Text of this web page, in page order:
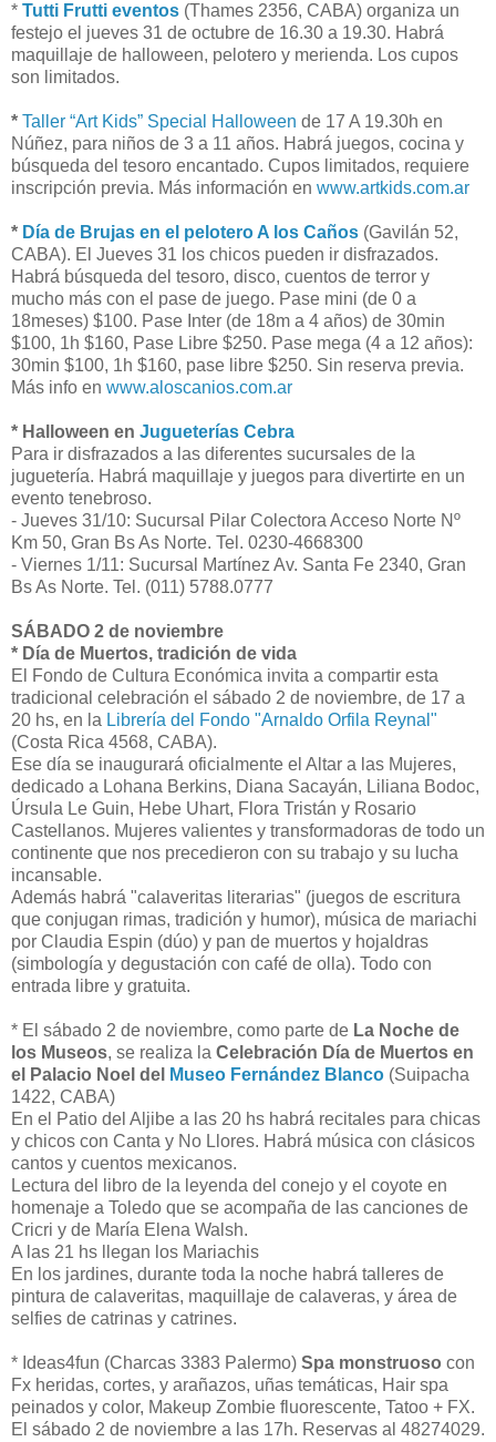
* Tutti Frutti eventos (Thames 2356, CABA) organiza un
festejo el jueves 31 de octubre de 16.30 a 19.30. Habrá
maquillaje de halloween, pelotero y merienda. Los cupos
son limitados.
* Taller “Art Kids” Special Halloween de 17 A 19.30h en
Núñez, para niños de 3 a 11 años. Habrá juegos, cocina y
búsqueda del tesoro encantado. Cupos limitados, requiere
inscripción previa. Más información en www.artkids.com.ar
* Día de Brujas en el pelotero A los Caños (Gavilán 52,
CABA). El Jueves 31 los chicos pueden ir disfrazados.
Habrá búsqueda del tesoro, disco, cuentos de terror y
mucho más con el pase de juego. Pase mini (de 0 a
18meses) $100. Pase Inter (de 18m a 4 años) de 30min
$100, 1h $160, Pase Libre $250. Pase mega (4 a 12 años):
30min $100, 1h $160, pase libre $250. Sin reserva previa.
Más info en www.aloscanios.com.ar
* Halloween en Jugueterías Cebra
Para ir disfrazados a las diferentes sucursales de la
juguetería. Habrá maquillaje y juegos para divertirte en un
evento tenebroso.
- Jueves 31/10: Sucursal Pilar Colectora Acceso Norte Nº
Km 50, Gran Bs As Norte. Tel. 0230-4668300
- Viernes 1/11: Sucursal Martínez Av. Santa Fe 2340, Gran
Bs As Norte. Tel. (011) 5788.0777
SÁBADO 2 de noviembre
* Día de Muertos, tradición de vida
El Fondo de Cultura Económica invita a compartir esta
tradicional celebración el sábado 2 de noviembre, de 17 a
20 hs, en la Librería del Fondo "Arnaldo Orfila Reynal"
(Costa Rica 4568, CABA).
Ese día se inaugurará oficialmente el Altar a las Mujeres,
dedicado a Lohana Berkins, Diana Sacayán, Liliana Bodoc,
Úrsula Le Guin, Hebe Uhart, Flora Tristán y Rosario
Castellanos. Mujeres valientes y transformadoras de todo un
continente que nos precedieron con su trabajo y su lucha
incansable.
Además habrá "calaveritas literarias" (juegos de escritura
que conjugan rimas, tradición y humor), música de mariachi
por Claudia Espin (dúo) y pan de muertos y hojaldras
(simbología y degustación con café de olla). Todo con
entrada libre y gratuita.
* El sábado 2 de noviembre, como parte de La Noche de
los Museos, se realiza la Celebración Día de Muertos en
el Palacio Noel del
Museo Fernández Blanco (Suipacha
1422, CABA)
En el Patio del Aljibe a las 20 hs habrá recitales para chicas
y chicos con Canta y No Llores. Habrá música con clásicos
cantos y cuentos mexicanos.
Lectura del libro de la leyenda del conejo y el coyote en
homenaje a Toledo que se acompaña de las canciones de
Cricri y de María Elena Walsh.
A las 21 hs llegan los Mariachis
En los jardines, durante toda la noche habrá talleres de
pintura de calaveritas, maquillaje de calaveras, y área de
selfies de catrinas y catrines.
* Ideas4fun (Charcas 3383 Palermo) Spa monstruoso con
Fx heridas, cortes, y arañazos, uñas temáticas, Hair spa
peinados y color, Makeup Zombie fluorescente, Tatoo + FX.
El sábado 2 de noviembre a las 17h. Reservas al 48274029.